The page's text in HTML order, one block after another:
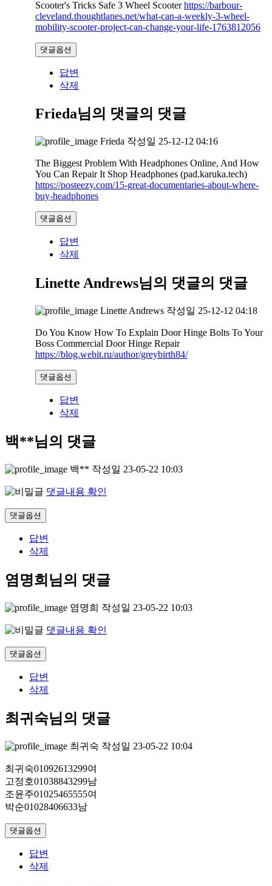
Scooter's Tricks Safe 3 Wheel Scooterhttps://barbour-
cleveland.thoughtlanes.net/what-can-a-weekly-3-wheel-
mobility-scooter-project-can-change-your-life-1763812056
댓글옵션
답변
삭제
Frieda님의 댓글의 댓글
Frieda 작성일 25-12-12 04:16
The Biggest Problem With Headphones Online, And How
You Can Repair It Shop Headphones (pad.karuka.tech)
https://posteezy.com/15-great-documentaries-about-where-
buy-headphones
댓글옵션
답변
삭제
Linette Andrews님의 댓글의 댓글
Linette Andrews 작성일 25-12-12 04:18
Do You Know How To Explain Door Hinge Bolts To Your
Boss Commercial Door Hinge Repair
https://blog.webit.ru/author/greybirth84/
댓글옵션
답변
삭제
백**님의 댓글
백** 작성일 23-05-22 10:03
댓글내용 확인
댓글옵션
답변
삭제
염명희님의 댓글
염명희 작성일 23-05-22 10:03
댓글내용 확인
댓글옵션
답변
삭제
최귀숙님의 댓글
최귀숙 작성일 23-05-22 10:04
최귀숙01092613299여
고정호01038843299남
조윤주01025465555여
박순01028406633남
댓글옵션
답변
삭제